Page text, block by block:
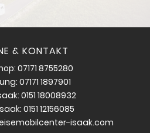
& KONTAKT
07171 8755280
07171 1897901
0151 18008932
0151 12156085
isaak.com